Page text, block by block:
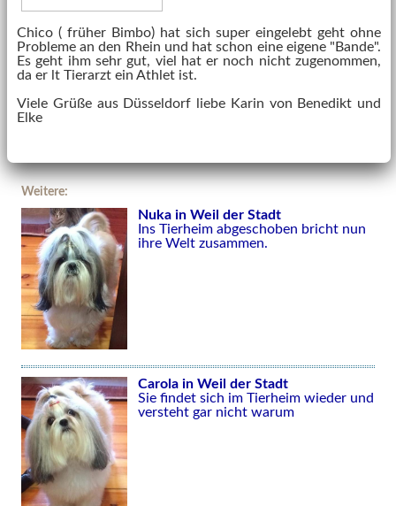
Chico ( früher Bimbo) hat sich super eingelebt geht ohne
Probleme an den Rhein und hat schon eine eigene "Bande".
Es geht ihm sehr gut, viel hat er noch nicht zugenommen,
da er lt Tierarzt ein Athlet ist.
Viele Grüße aus Düsseldorf liebe Karin von Benedikt und
Elke
Weitere:
Nuka in Weil der Stadt
Ins Tierheim abgeschoben bricht nun
ihre Welt zusammen.
Carola in Weil der Stadt
Sie findet sich im Tierheim wieder und
versteht gar nicht warum